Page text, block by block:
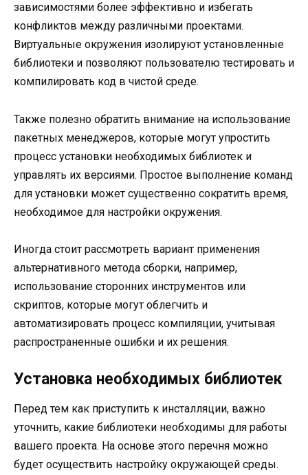
зависимостями более эффективно и избегать
конфликтов между различными проектами.
Виртуальные окружения изолируют установленные
библиотеки и позволяют пользователю тестировать и
компилировать код в чистой среде.
Также полезно обратить внимание на использование
пакетных менеджеров, которые могут упростить
процесс установки необходимых библиотек и
управлять их версиями. Простое выполнение команд
для установки может существенно сократить время,
необходимое для настройки окружения.
Иногда стоит рассмотреть вариант применения
альтернативного метода сборки, например,
использование сторонних инструментов или
скриптов, которые могут облегчить и
автоматизировать процесс компиляции, учитывая
распространенные ошибки и их решения.
Установка необходимых библиотек
Перед тем как приступить к инсталляции, важно
уточнить, какие библиотеки необходимы для работы
вашего проекта. На основе этого перечня можно
будет осуществить настройку окружающей среды.